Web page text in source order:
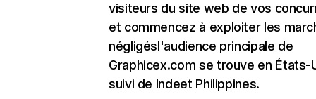
visiteurs du site web de vos
et commencez à exploiter les
négligésl'audience principale de
Graphicex.com se trouve en États-
suivi de Indeet Philippines.